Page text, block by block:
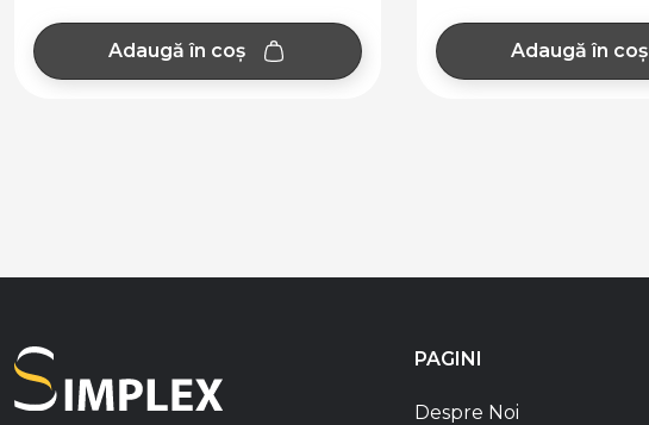
Adaugă în coș Adaugă în coș
PAGINI
Despre Noi